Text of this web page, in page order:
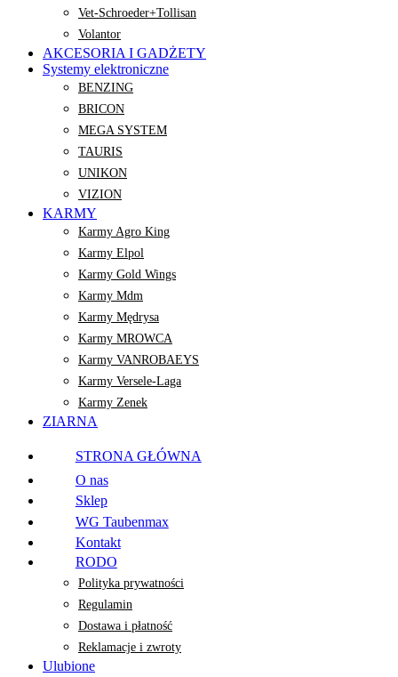
Vet-Schroeder+Tollisan
Volantor
AKCESORIA I GADŻETY
Systemy elektroniczne
BENZING
BRICON
MEGA SYSTEM
TAURIS
UNIKON
VIZION
KARMY
Karmy Agro King
Karmy Elpol
Karmy Gold Wings
Karmy Mdm
Karmy Mędrysa
Karmy MROWCA
Karmy VANROBAEYS
Karmy Versele-Laga
Karmy Zenek
ZIARNA
STRONA GŁÓWNA
O nas
Sklep
WG Taubenmax
Kontakt
RODO
Polityka prywatności
Regulamin
Dostawa i płatność
Reklamacje i zwroty
Ulubione